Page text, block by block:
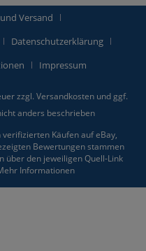
Versand
Datenschutzerklärung
Impressum
zzgl. Versandkosten und ggf.
anders beschrieben
Käufen auf eBay,
Bewertungen stammen
über den jeweiligen Quell-Link
Informationen